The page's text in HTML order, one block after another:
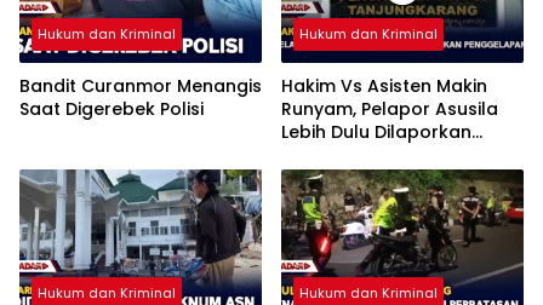
Hukum dan Kriminal
Bandit Curanmor Menangis
Saat Digerebek Polisi
Hukum dan Kriminal
Hakim Vs Asisten Makin
Runyam, Pelapor Asusila
Lebih Dulu Dilaporkan
Hukum dan Kriminal Hukum dan Kriminal